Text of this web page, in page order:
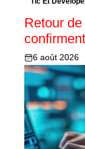
Retour
6 août 2026